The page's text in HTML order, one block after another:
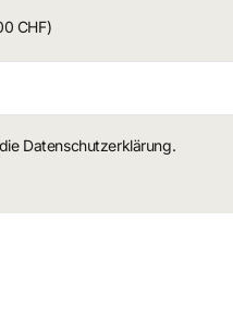
CHF)
Datenschutzerklärung.